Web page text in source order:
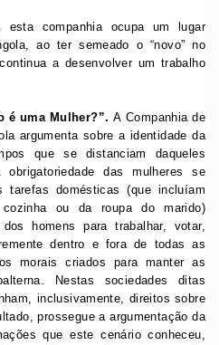
companhia ocupa um lugar
ao ter semeado o “novo” no
a desenvolver um trabalho
é uma Mulher?”. A Companhia de
argumenta sobre a identidade da
que se distanciam daqueles
das mulheres se
tarefas domésticas (que incluíam
ou da roupa do marido)
homens para trabalhar, votar,
dentro e fora de todas as
morais criados para manter as
Nestas sociedades ditas
inclusivamente, direitos sobre
prossegue a argumentação da
que este cenário conheceu,